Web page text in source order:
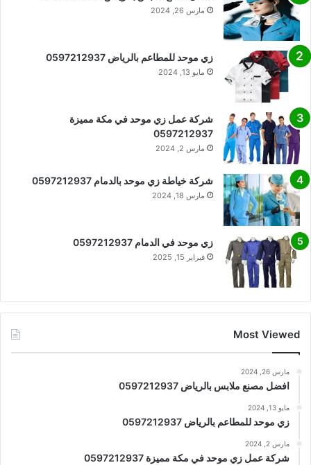
مارس 26, 2024
زي موحد للمطاعم بالرياض 0597212937
مايو 13, 2024
شركة عمل زي موحد في مكة مميزة
0597212937
مارس 2, 2024
شركة خياطة زي موحد بالدمام 0597212937
مارس 18, 2024
زي موحد في الدمام 0597212937
فبراير 15, 2025
Most Viewed
مارس 26, 2024
افضل مصنع ملابس بالرياض 0597212937
مايو 13, 2024
زي موحد للمطاعم بالرياض 0597212937
مارس 2, 2024
شركة عمل زي موحد في مكة مميزة 0597212937